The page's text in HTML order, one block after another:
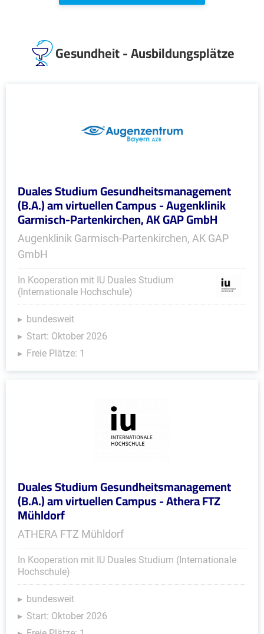
Gesundheit - Ausbildungsplätze
Duales Studium Gesundheitsmanagement
(B.A.) am virtuellen Campus - Augenklinik
Garmisch-Partenkirchen, AK GAP GmbH
Augenklinik Garmisch-Partenkirchen, AK GAP
GmbH
In Kooperation mit IU Duales Studium
(Internationale Hochschule)
bundesweit
Start: Oktober 2026
Freie Plätze: 1
Duales Studium Gesundheitsmanagement
(B.A.) am virtuellen Campus - Athera FTZ
Mühldorf
ATHERA FTZ Mühldorf
In Kooperation mit IU Duales Studium (Internationale
Hochschule)
bundesweit
Start: Oktober 2026